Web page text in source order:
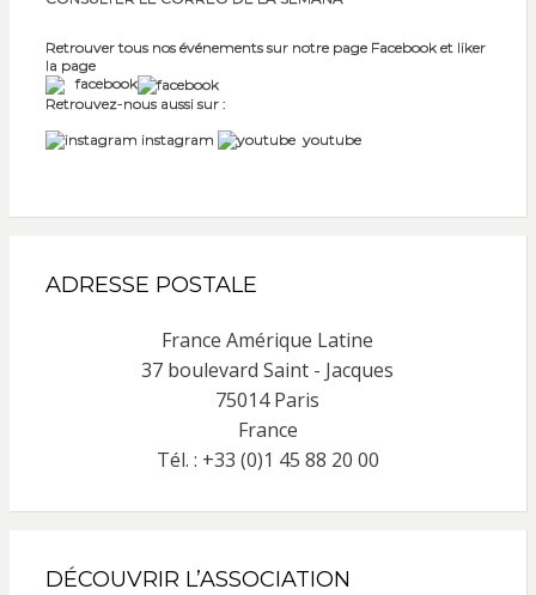
Retrouver tous nos événements sur notre page Facebook et liker
la page
facebook
Retrouvez-nous aussi sur :
instagram
youtube
ADRESSE POSTALE
France Amérique Latine
37 boulevard Saint - Jacques
75014 Paris
France
Tél. : +33 (0)1 45 88 20 00
DÉCOUVRIR L’ASSOCIATION